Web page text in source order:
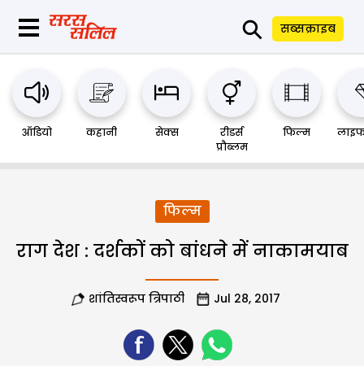
⚲ सब्सक्राइब
ऑडियो कहानी सेक्स
रीडर्स
प्रौब्लम
फिल्म
फिल्म
राग देश : दर्शकों को बांधने में नाकामयाब
शांतिस्वरूप त्रिपाठी Jul 28, 2017